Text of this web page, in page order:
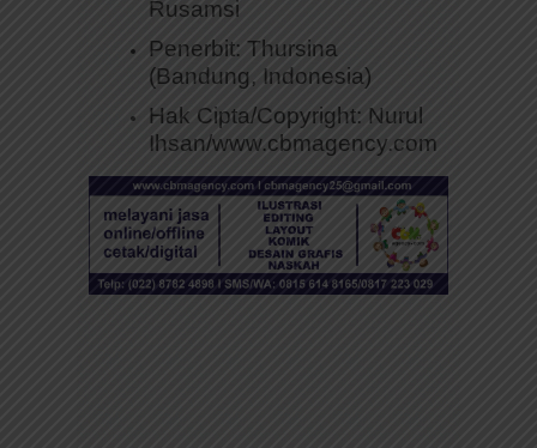
Rusamsi
Penerbit: Thursina
(Bandung, Indonesia)
Hak Cipta/Copyright: Nurul
Ihsan/www.cbmagency.com